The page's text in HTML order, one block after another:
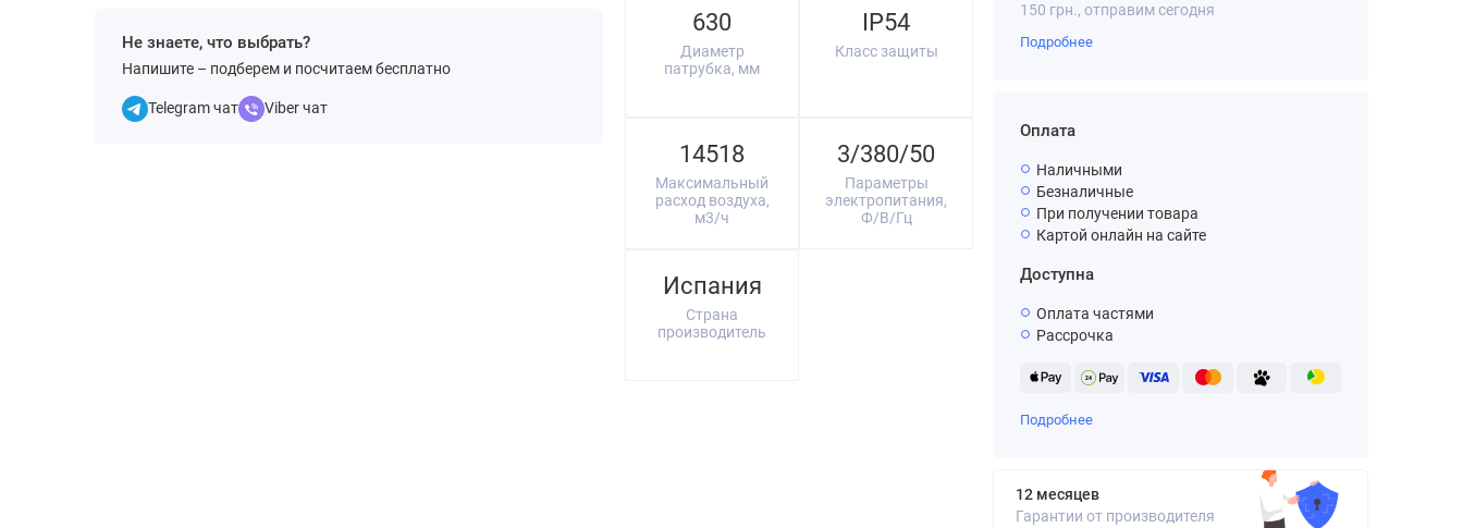
Не знаете, что выбрать?
Напишите – подберем и посчитаем бесплатно
Telegram чат Viber чат
630
Диаметр
патрубка, мм
IP54
Класс защиты
14518
Максимальный
расход воздуха,
м3/ч
3/380/50
Параметры
электропитания,
Ф/В/Гц
Испания
Страна
производитель
150 грн., отправим сегодня
Подробнее
Оплата
Наличными
Безналичные
При получении товара
Картой онлайн на сайте
Доступна
Оплата частями
Рассрочка
Подробнее
12 месяцев
Гарантии от производителя